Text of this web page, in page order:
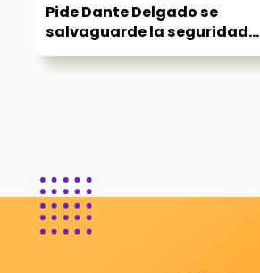
Pide Dante Delgado se
salvaguarde la seguridad...